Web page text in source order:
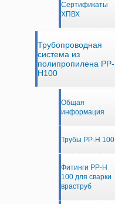
Сертификаты
ХПВХ
Трубопроводная
система из
полипропилена PP-
H100
Общая
информация
Трубы PP-H 100
Фитинги PP-H
100 для сварки
враструб